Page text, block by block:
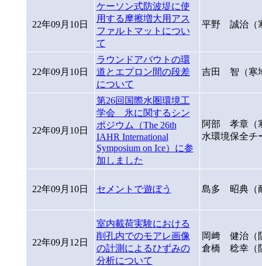
22年09月10日
ケーソン式防波堤に使
用する摩擦増大用アス
ファルトマットについ
て
平野 誠治（
22年09月10日
ラウンドアバウトの環
道とエプロン間の段差
について
吉田 智（寒
22年09月10日
第26回国際水圏環境工
学会 氷に関するシン
ポジウム（The 26th
IAHR International
Symposium on Ice）に参
加しました
阿部 孝章（
水環境保全チ
22年09月10日 セメントで遊ぼう 島多 昭典（
22年09月12日
室内載荷実験における
削孔内でのモアレ画像
の計測によるひずみの
分析について
岡﨑 健治（
倉橋 稔幸（